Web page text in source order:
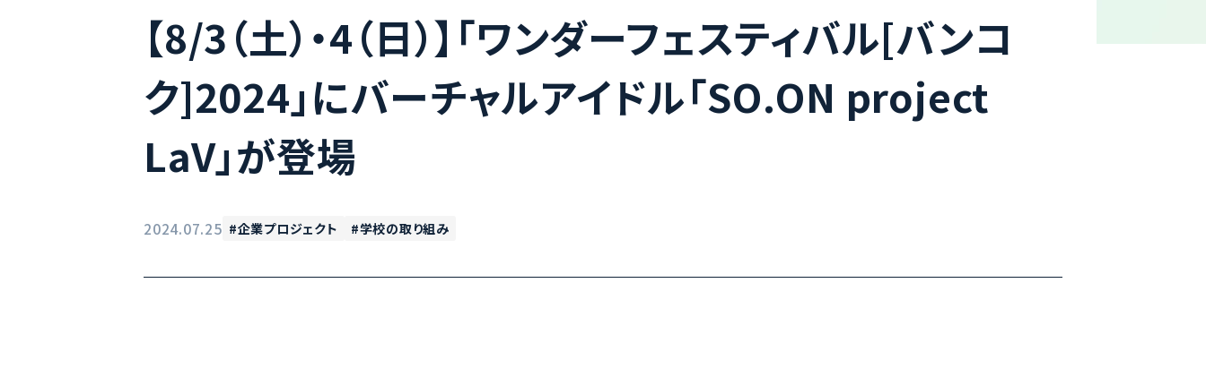
【8/3（土）・4（日）】「ワンダーフェスティバル[バンコ
ク]2024」にバーチャルアイドル「SO.ON project
LaV」が登場
2024.07.25 企業プロジェクト 学校の取り組み